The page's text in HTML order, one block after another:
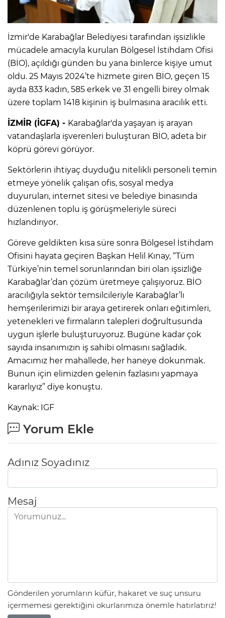
İzmir'de Karabağlar Belediyesi tarafından işsizlikle
mücadele amacıyla kurulan Bölgesel İstihdam Ofisi
(BİO), açıldığı günden bu yana binlerce kişiye umut
oldu. 25 Mayıs 2024’te hizmete giren BİO, geçen 15
ayda 833 kadın, 585 erkek ve 31 engelli birey olmak
üzere toplam 1418 kişinin iş bulmasına aracılık etti.
İZMİR (İGFA) - Karabağlar'da yaşayan iş arayan
vatandaşlarla işverenleri buluşturan BİO, adeta bir
köprü görevi görüyor.
Sektörlerin ihtiyaç duyduğu nitelikli personeli temin
etmeye yönelik çalışan ofis, sosyal medya
duyuruları, internet sitesi ve belediye binasında
düzenlenen toplu iş görüşmeleriyle süreci
hızlandırıyor.
Göreve geldikten kısa süre sonra Bölgesel İstihdam
Ofisini hayata geçiren Başkan Helil Kınay, “Tüm
Türkiye’nin temel sorunlarından biri olan işsizliğe
Karabağlar’dan çözüm üretmeye çalışıyoruz. BİO
aracılığıyla sektör temsilcileriyle Karabağlar’lı
hemşerilerimizi bir araya getirerek onları eğitimleri,
yetenekleri ve firmaların talepleri doğrultusunda
uygun işlerle buluşturuyoruz. Bugüne kadar çok
sayıda insanımızın iş sahibi olmasını sağladık.
Amacımız her mahallede, her haneye dokunmak.
Bunun için elimizden gelenin fazlasını yapmaya
kararlıyız” diye konuştu.
Kaynak: IGF
Yorum Ekle
Adınız Soyadınız
Mesaj
Gönderilen yorumların küfür, hakaret ve suç unsuru
içermemesi gerektiğini okurlarımıza önemle hatırlatırız!